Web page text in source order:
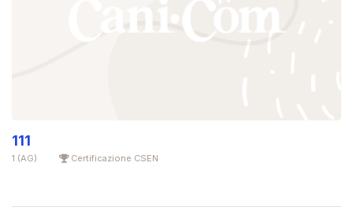
111
1 (AG) Certificazione CSEN